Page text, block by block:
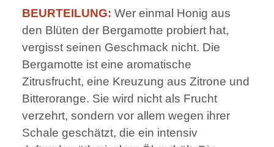
BEURTEILUNG: Wer einmal Honig aus
den Blüten der Bergamotte probiert hat,
vergisst seinen Geschmack nicht. Die
Bergamotte ist eine aromatische
Zitrusfrucht, eine Kreuzung aus Zitrone und
Bitterorange. Sie wird nicht als Frucht
verzehrt, sondern vor allem wegen ihrer
Schale geschätzt, die ein intensiv